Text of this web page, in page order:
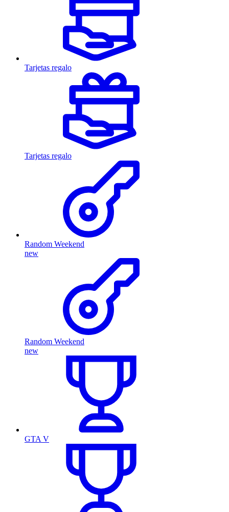
Tarjetas regalo
Tarjetas regalo
Random Weekend
new
Random Weekend
new
GTA V